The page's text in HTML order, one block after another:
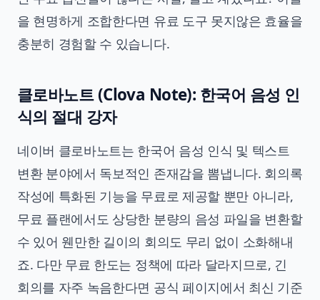
을 현명하게 조합한다면 유료 도구 못지않은 효율을
충분히 경험할 수 있습니다.
클로바노트 (Clova Note): 한국어 음성 인
식의 절대 강자
네이버 클로바노트는 한국어 음성 인식 및 텍스트
변환 분야에서 독보적인 존재감을 뽐냅니다. 회의록
작성에 특화된 기능을 무료로 제공할 뿐만 아니라,
무료 플랜에서도 상당한 분량의 음성 파일을 변환할
수 있어 웬만한 길이의 회의도 무리 없이 소화해내
죠. 다만 무료 한도는 정책에 따라 달라지므로, 긴
회의를 자주 녹음한다면 공식 페이지에서 최신 기준